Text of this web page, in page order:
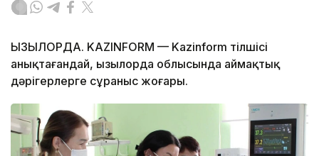
ҚЫЗЫЛОРДА. KAZINFORM — Kazinform тілшісі
анықтағандай, Қызылорда облысында аймақтық
дәрігерлерге сұраныс жоғары.